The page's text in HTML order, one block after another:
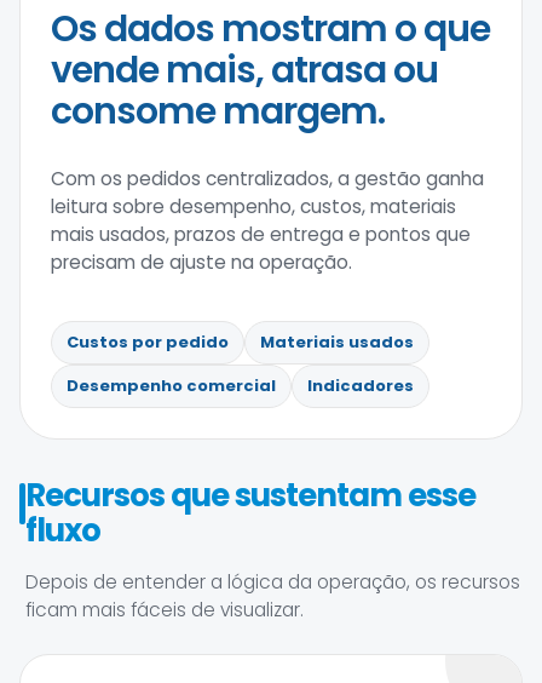
Os dados mostram o que
vende mais, atrasa ou
consome margem.
Com os pedidos centralizados, a gestão ganha
leitura sobre desempenho, custos, materiais
mais usados, prazos de entrega e pontos que
precisam de ajuste na operação.
Custos por pedido
Materiais usados
Desempenho comercial
Indicadores
Recursos que sustentam esse
fluxo
Depois de entender a lógica da operação, os recursos
ficam mais fáceis de visualizar.